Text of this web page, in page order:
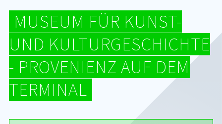
MUSEUM FÜR KUNST-
UND KULTURGESCHICHTE
- PROVENIENZ AUF DEM
TERMINAL